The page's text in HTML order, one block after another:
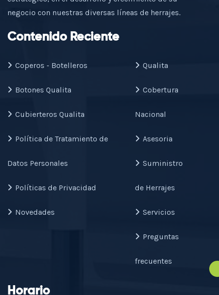
negocio con nuestras diversas líneas de herrajes.
Contenido Reciente
Coperos - Botelleros
Botones Qualita
Cubierteros Qualita
Política de Tratamiento de
Datos Personales
Políticas de Privacidad
Novedades
Qualita
Cobertura
Nacional
Asesoria
Suministro
de Herrajes
Servicios
Preguntas
frecuentes
Horario